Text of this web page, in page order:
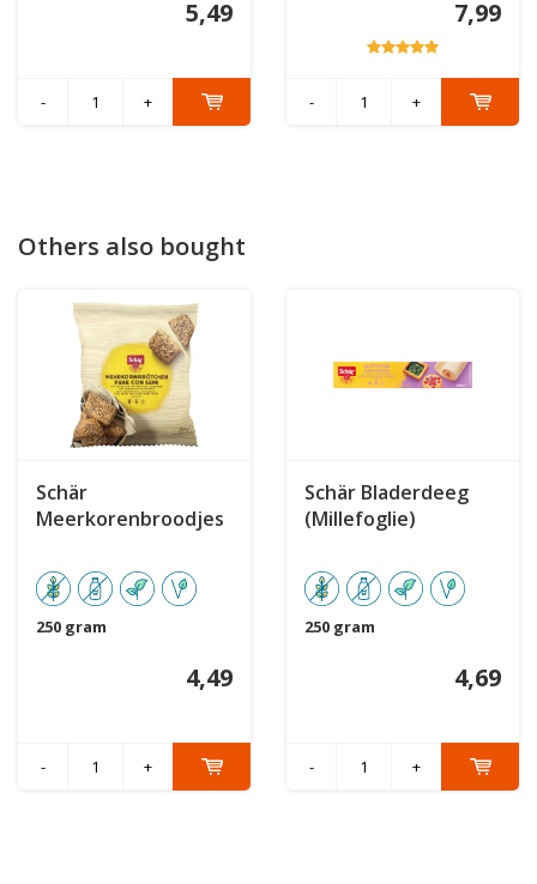
5,49
- +
7,99
- +
Others also bought
Schär
Meerkorenbroodjes
250 gram
4,49
- +
Schär Bladerdeeg
(Millefoglie)
250 gram
4,69
- +